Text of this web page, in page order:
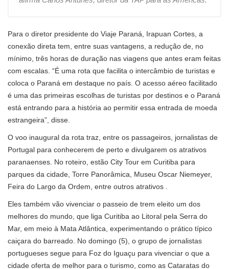
Para o diretor presidente do Viaje Paraná, Irapuan Cortes, a
conexão direta tem, entre suas vantagens, a redução de, no
mínimo, três horas de duração nas viagens que antes eram feitas
com escalas. “É uma rota que facilita o intercâmbio de turistas e
coloca o Paraná em destaque no país. O acesso aéreo facilitado
é uma das primeiras escolhas de turistas por destinos e o Paraná
está entrando para a história ao permitir essa entrada de moeda
estrangeira”, disse.
O voo inaugural da rota traz, entre os passageiros, jornalistas de
Portugal para conhecerem de perto e divulgarem os atrativos
paranaenses. No roteiro, estão City Tour em Curitiba para
parques da cidade, Torre Panorâmica, Museu Oscar Niemeyer,
Feira do Largo da Ordem, entre outros atrativos .
Eles também vão vivenciar o passeio de trem eleito um dos
melhores do mundo, que liga Curitiba ao Litoral pela Serra do
Mar, em meio à Mata Atlântica, experimentando o prático típico
caiçara do barreado. No domingo (5), o grupo de jornalistas
portugueses segue para Foz do Iguaçu para vivenciar o que a
cidade oferta de melhor para o turismo, como as Cataratas do